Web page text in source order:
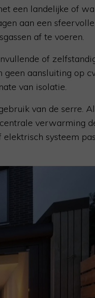
een landelijke of
aan een sfeervolle
af te voeren.
of
geen aansluiting op
van isolatie.
van de serre.
verwarming
systeem